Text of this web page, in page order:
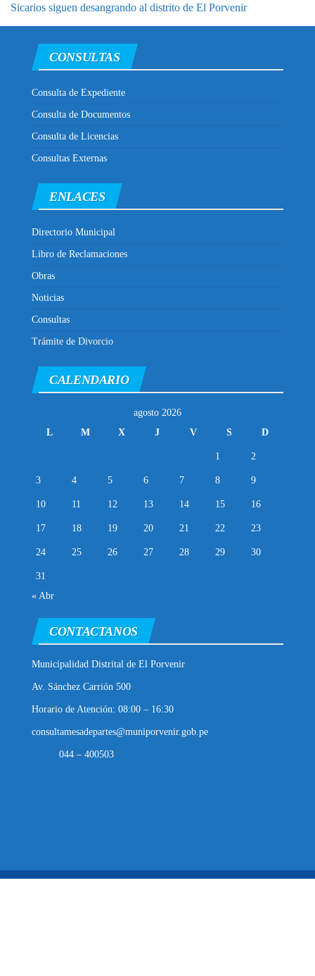
Sicarios siguen desangrando al distrito de El Porvenir
CONSULTAS
Consulta de Expediente
Consulta de Documentos
Consulta de Licencias
Consultas Externas
ENLACES
Directorio Municipal
Libro de Reclamaciones
Obras
Noticias
Consultas
Trámite de Divorcio
CALENDARIO
agosto 2026
L
M X J V S D
1 2
3 4 5 6 7 8 9
10 11 12 13 14 15 16
17 18 19 20 21 22 23
24 25 26 27 28 29 30
31
« Abr
CONTACTANOS
Municipalidad Distrital de El Porvenir
Av. Sánchez Carrión 500
Horario de Atención: 08:00 – 16:30
consultamesadepartes@muniporvenir.gob.pe
044 – 400503